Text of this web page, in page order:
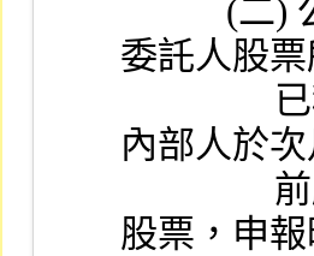
委託人股
內部人於次
股票，申